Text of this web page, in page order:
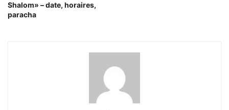
Shalom» – date, horaires,
paracha